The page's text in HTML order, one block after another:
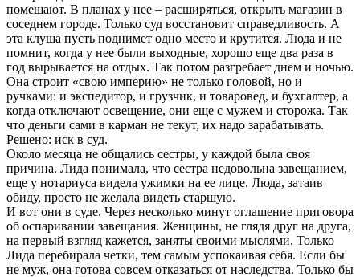
помешают. В планах у нее – расширяться, открыть магазин в
соседнем городе. Только суд восстановит справедливость. А
эта клуша пусть поднимет одно место и крутится. Люда и не
помнит, когда у нее были выходные, хорошо еще два раза в
год вырывается на отдых. Так потом разгребает днем и ночью.
Она строит «свою империю» не только головой, но и
ручками: и экспедитор, и грузчик, и товаровед, и бухгалтер, а
когда отключают освещение, они еще с мужем и сторожа. Так
что деньги сами в карман не текут, их надо зарабатывать.
Решено: иск в суд.
Около месяца не общались сестры, у каждой была своя
причина. Лида понимала, что сестра недовольна завещанием,
еще у нотариуса видела ужимки на ее лице. Люда, затаив
обиду, просто не желала видеть старшую.
И вот они в суде. Через несколько минут оглашение приговора
об оспаривании завещания. Женщины, не глядя друг на друга,
на первый взгляд кажется, заняты своими мыслями. Только
Лида перебирала четки, тем самым успокаивая себя. Если бы
не муж, она готова совсем отказаться от наследства. Только бы